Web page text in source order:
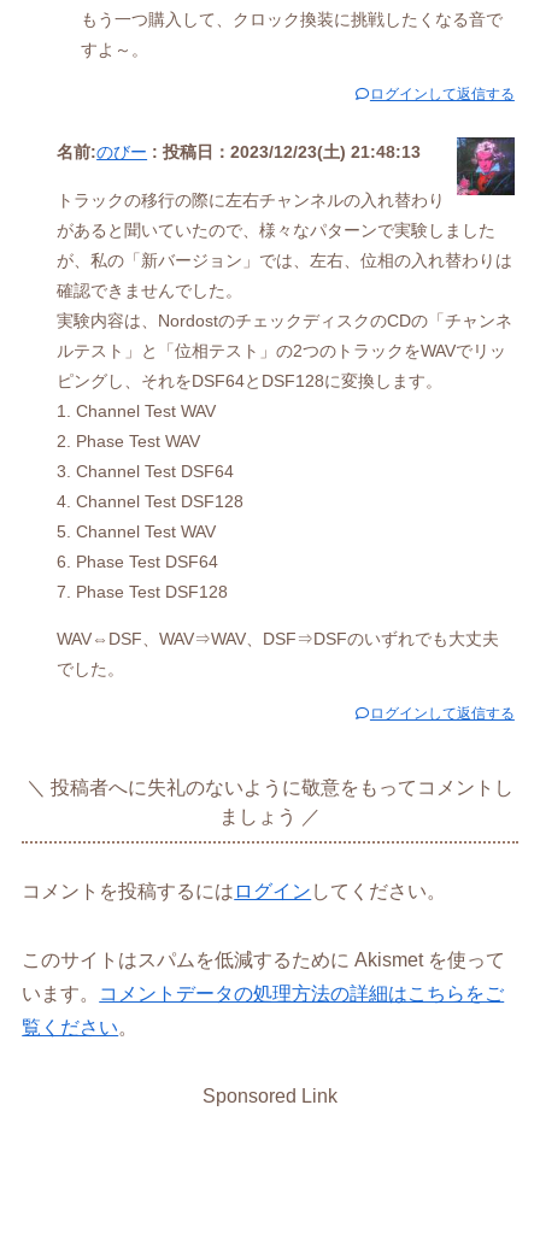
もう一つ購入して、クロック換装に挑戦したくなる音で
すよ～。
ログインして返信する
名前:のびー : 投稿日：2023/12/23(土) 21:48:13
トラックの移行の際に左右チャンネルの入れ替わり
があると聞いていたので、様々なパターンで実験しました
が、私の「新バージョン」では、左右、位相の入れ替わりは
確認できませんでした。
実験内容は、NordostのチェックディスクのCDの「チャンネ
ルテスト」と「位相テスト」の2つのトラックをWAVでリッ
ピングし、それをDSF64とDSF128に変換します。
1. Channel Test WAV
2. Phase Test WAV
3. Channel Test DSF64
4. Channel Test DSF128
5. Channel Test WAV
6. Phase Test DSF64
7. Phase Test DSF128
WAV⇔DSF、WAV⇒WAV、DSF⇒DSFのいずれでも大丈夫
でした。
ログインして返信する
投稿者へに失礼のないように敬意をもってコメントし
ましょう
コメントを投稿するには ログイン してください。
このサイトはスパムを低減するために Akismet を使って
います。
コメントデータの処理方法の詳細はこちらをご
覧ください。
Sponsored Link